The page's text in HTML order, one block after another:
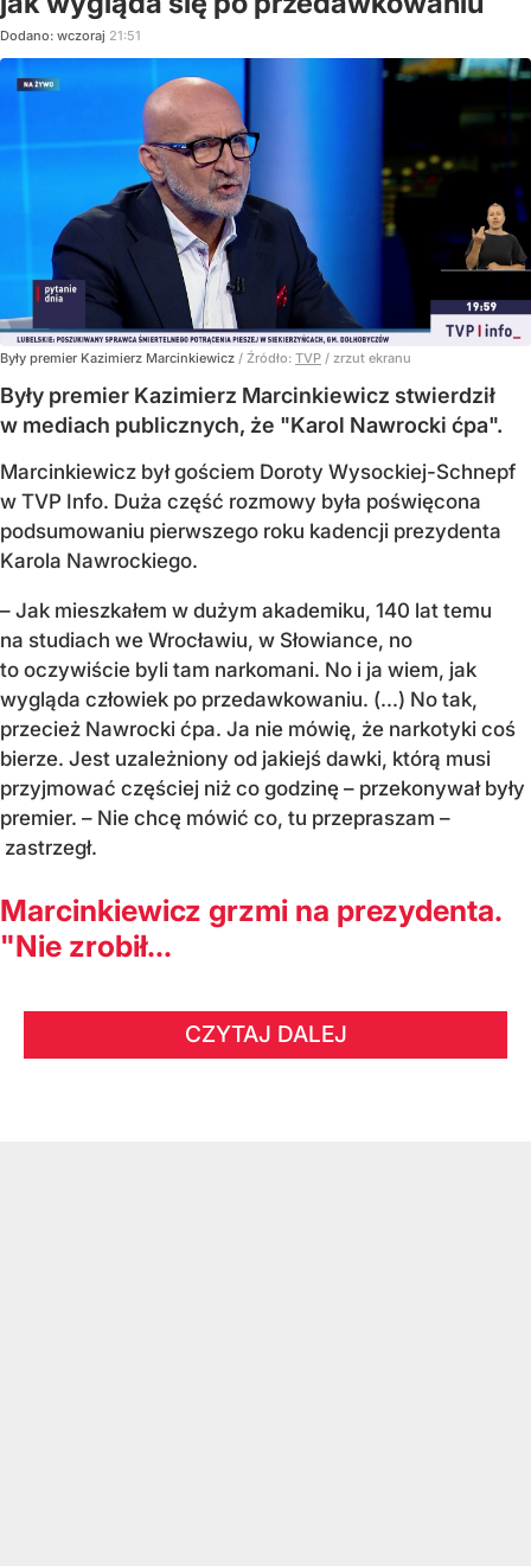
Dodano: wczoraj 21:51
Były premier Kazimierz Marcinkiewicz / Źródło: TVP / zrzut ekranu
Były premier Kazimierz Marcinkiewicz stwierdził
w mediach publicznych, że "Karol Nawrocki ćpa".
Marcinkiewicz był gościem Doroty Wysockiej-Schnepf
w TVP Info. Duża część rozmowy była poświęcona
podsumowaniu pierwszego roku kadencji prezydenta
Karola Nawrockiego.
– Jak mieszkałem w dużym akademiku, 140 lat temu
na studiach we Wrocławiu, w Słowiance, no
to oczywiście byli tam narkomani. No i ja wiem, jak
wygląda człowiek po przedawkowaniu. (...) No tak,
przecież Nawrocki ćpa. Ja nie mówię, że narkotyki coś
bierze. Jest uzależniony od jakiejś dawki, którą musi
przyjmować częściej niż co godzinę – przekonywał były
premier. – Nie chcę mówić co, tu przepraszam –
zastrzegł.
Marcinkiewicz grzmi na prezydenta.
"Nie zrobił...
CZYTAJ DALEJ